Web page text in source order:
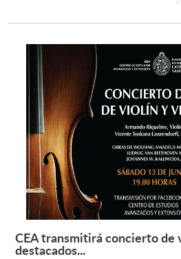
CEA transmitirá concierto de
destacados...